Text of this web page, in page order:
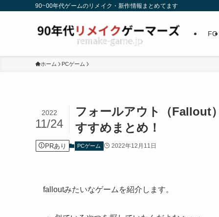
90~00年代ゲームのリメイク・新作情報まとめてます
FC
ホーム PCゲーム
フォールアウト（Fallout
すすめまとめ！
2022
11/24
PRあり PCゲーム 2022年12月11日
falloutみたいなゲームを紹介します。